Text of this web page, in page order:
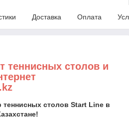
Доставка Оплата
теннисных столов и
столов Start Line в